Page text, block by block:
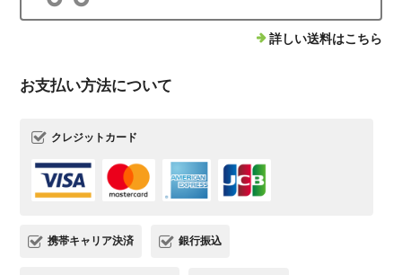
詳しい送料はこちら
お支払い方法について
クレジットカード
携帯キャリア決済 銀行振込